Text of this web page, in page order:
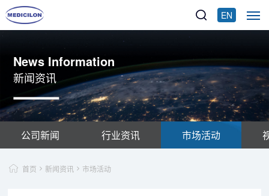
EN
News Information
新闻资讯
公司新闻 行业资讯 市场活动
首页 新闻资讯 市场活动